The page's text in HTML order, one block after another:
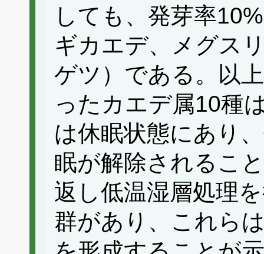
しても、発芽率
ギカエデ、メグス
ゲツ）である。以
ったカエデ属10種
は休眠状態にあり
眠が解除されるこ
返し低温湿層処理
群があり、これら